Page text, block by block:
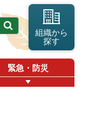
組織から
探す
緊急・防災